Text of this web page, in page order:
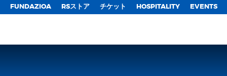
FUNDAZIOA RSストア チケット HOSPITALITY EVENTS